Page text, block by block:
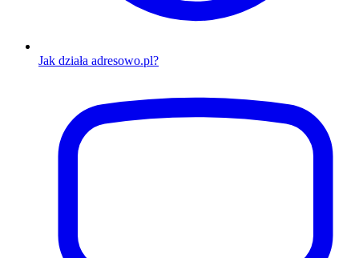
Jak działa adresowo.pl?